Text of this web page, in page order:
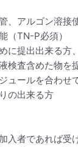
、アルゴン溶
（TN-P必須）
に提出出来る方、
検査含めた物を
ュールを合わせ
の出来る方
入者であれば受